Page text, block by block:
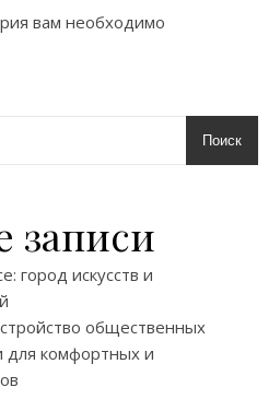
вам необходимо
Поиск
записи
город искусств и
общественных
для комфортных и